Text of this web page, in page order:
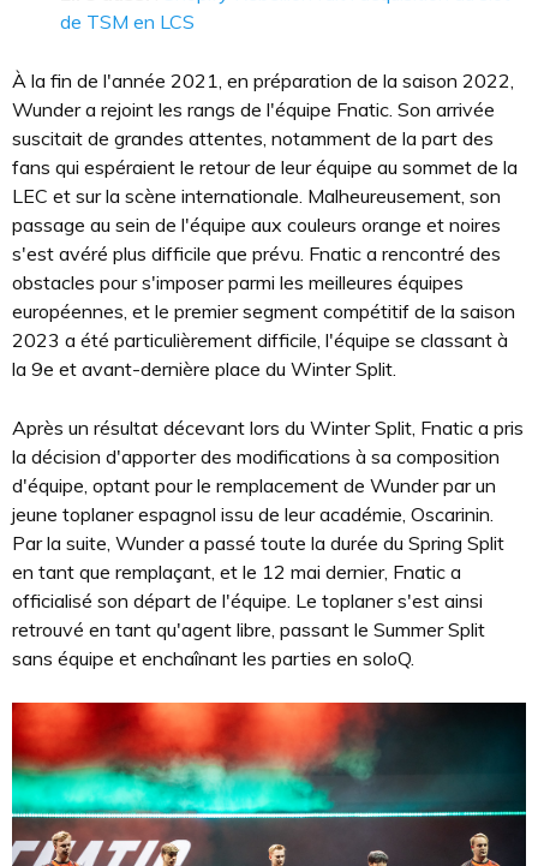
de TSM en LCS
À la fin de l'année 2021, en préparation de la saison 2022,
Wunder a rejoint les rangs de l'équipe Fnatic. Son arrivée
suscitait de grandes attentes, notamment de la part des
fans qui espéraient le retour de leur équipe au sommet de la
LEC et sur la scène internationale. Malheureusement, son
passage au sein de l'équipe aux couleurs orange et noires
s'est avéré plus difficile que prévu. Fnatic a rencontré des
obstacles pour s'imposer parmi les meilleures équipes
européennes, et le premier segment compétitif de la saison
2023 a été particulièrement difficile, l'équipe se classant à
la 9e et avant-dernière place du Winter Split.
Après un résultat décevant lors du Winter Split, Fnatic a pris
la décision d'apporter des modifications à sa composition
d'équipe, optant pour le remplacement de Wunder par un
jeune toplaner espagnol issu de leur académie, Oscarinin.
Par la suite, Wunder a passé toute la durée du Spring Split
en tant que remplaçant, et le 12 mai dernier, Fnatic a
officialisé son départ de l'équipe. Le toplaner s'est ainsi
retrouvé en tant qu'agent libre, passant le Summer Split
sans équipe et enchaînant les parties en soloQ.